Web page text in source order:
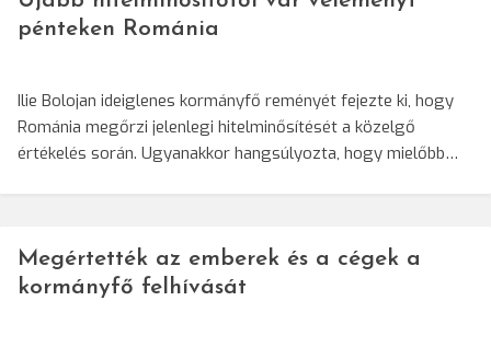
pénteken Románia
Ilie Bolojan ideiglenes kormányfő reményét fejezte ki, hogy
Románia megőrzi jelenlegi hitelminősítését a közelgő
értékelés során. Ugyanakkor hangsúlyozta, hogy mielőbb…
Megértették az emberek és a cégek a
kormányfő felhívását